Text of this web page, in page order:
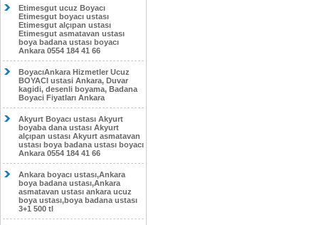
Etimesgut ucuz Boyacı
Etimesgut boyacı ustası
Etimesgut alçıpan ustası
Etimesgut asmatavan ustası
boya badana ustası boyacı
Ankara 0554 184 41 66
BoyacıAnkara Hizmetler Ucuz
BOYACI ustasi Ankara, Duvar
kagidi, desenli boyama, Badana
Boyaci Fiyatları Ankara
Akyurt Boyacı ustası Akyurt
boyaba dana ustası Akyurt
alçıpan ustası Akyurt asmatavan
ustası boya badana ustası boyacı
Ankara 0554 184 41 66
Ankara boyacı ustası,Ankara
boya badana ustası,Ankara
asmatavan ustası ankara ucuz
boya ustası,boya badana ustası
3+1 500 tl